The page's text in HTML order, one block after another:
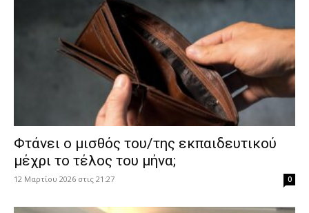
Φτάνει ο μισθός του/της εκπαιδευτικού
μέχρι το τέλος του μήνα;
12 Μαρτίου 2026 στις 21:27 0